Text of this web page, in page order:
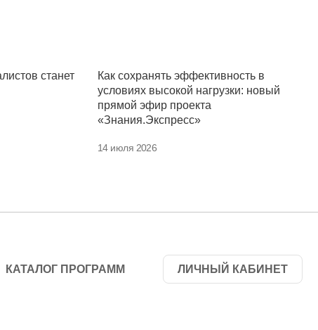
станет
Как сохранять эффективность в
условиях высокой нагрузки: новый
прямой эфир проекта
«Знания.Экспресс»
14 июля 2026
КАТАЛОГ ПРОГРАММ ЛИЧНЫЙ КАБИНЕТ